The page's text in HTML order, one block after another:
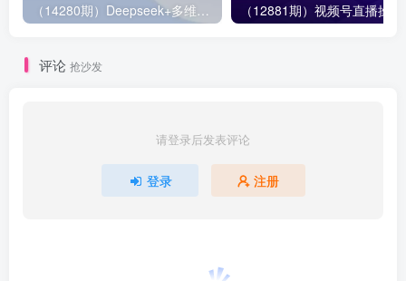
（14280期）Deepseek+多维表格，银行营销新利器，深度解析应用策略，提升营销效果
评论 抢沙发
请登录后发表评论
登录 注册